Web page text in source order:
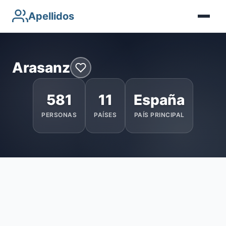
Apellidos
Arasanz
581
PERSONAS
11
PAÍSES
España
PAÍS PRINCIPAL